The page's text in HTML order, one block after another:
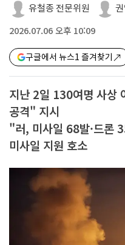
유철종 전문위원
2026.07.06 오후 10:09
구글에서 뉴스1 즐겨찾기
지난 2일 130여명 사상
공격" 지시
"러, 미사일 68발·드론
미사일 지원 호소